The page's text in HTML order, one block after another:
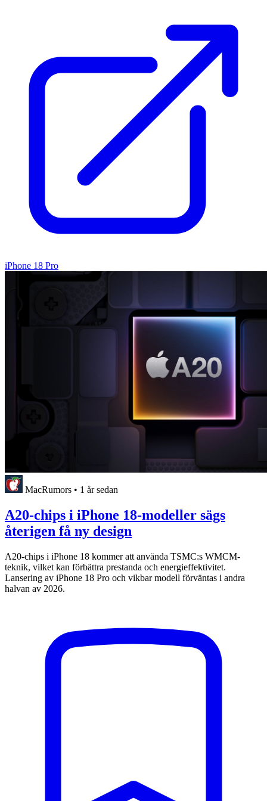
iPhone 18 Pro
MacRumors • 1 år sedan
A20-chips i iPhone 18-modeller sägs
återigen få ny design
A20-chips i iPhone 18 kommer att använda TSMC:s WMCM-
teknik, vilket kan förbättra prestanda och energieffektivitet.
Lansering av iPhone 18 Pro och vikbar modell förväntas i andra
halvan av 2026.